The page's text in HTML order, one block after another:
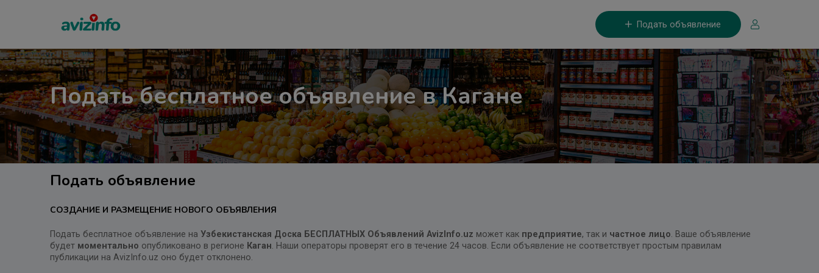
Подать объявление
Подать бесплатное объявление в Кагане
Подать объявление
СОЗДАНИЕ И РАЗМЕЩЕНИЕ НОВОГО ОБЪЯВЛЕНИЯ
Подать бесплатное объявление на Узбекистанская Доска БЕСПЛАТНЫХ Объявлений AvizInfo.uz может как предприятие, так и частное лицо. Ваше объявление
будет моментально опубликовано в регионе Каган. Наши операторы проверят его в течение 24 часов. Если объявление не соответствует простым правилам
публикации на AvizInfo.uz оно будет отклонено.